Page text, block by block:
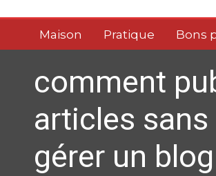
contenuMaison Pratique Bons
comment
articles sans
gérer un blog